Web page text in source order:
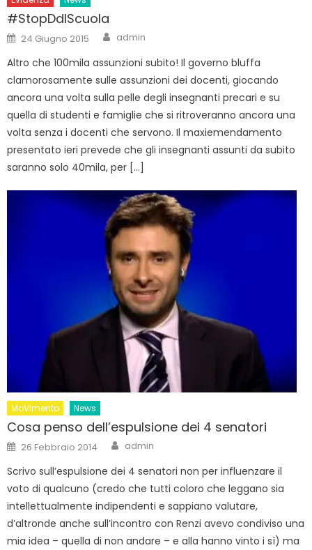
#StopDdlScuola
Posted
on
24 Giugno 2015 Author
admin
Altro che 100mila assunzioni subito! Il governo bluffa
clamorosamente sulle assunzioni dei docenti, giocando
ancora una volta sulla pelle degli insegnanti precari e su
quella di studenti e famiglie che si ritroveranno ancora una
volta senza i docenti che servono. Il maxiemendamento
presentato ieri prevede che gli insegnanti assunti da subito
saranno solo 40mila, per […]
MoVimento News
Cosa penso dell’espulsione dei 4 senatori
Posted
on
26 Febbraio 2014 Author
admin
Scrivo sull’espulsione dei 4 senatori non per influenzare il
voto di qualcuno (credo che tutti coloro che leggano sia
intellettualmente indipendenti e sappiano valutare,
d’altronde anche sull’incontro con Renzi avevo condiviso una
mia idea – quella di non andare – e alla hanno vinto i sì) ma